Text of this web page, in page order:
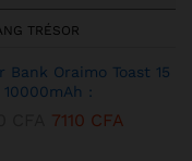
TRÉSOR
Bank Oraimo Toast 15
10000mAh :
7110 CFA